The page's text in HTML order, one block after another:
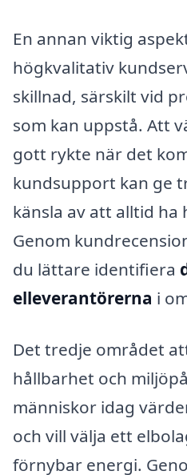
En annan viktig
högkvalitativ
skillnad, särskilt vid
som kan uppstå. Att
gott rykte när det
kundsupport kan ge
känsla av att alltid ha
Genom
du lättare identifiera
elleverantörerna i
Det tredje området
hållbarhet och
människor idag
och vill välja ett
förnybar energi.